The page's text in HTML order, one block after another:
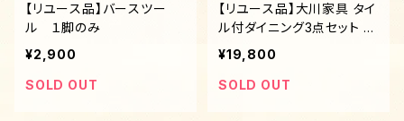
【リユース品】バースツー
ル １脚のみ
¥2,900
SOLD OUT
【リユース品】大川家具 タイ
ル付ダイニング3点セット T
ESTA（テスタ）
¥19,800
SOLD OUT